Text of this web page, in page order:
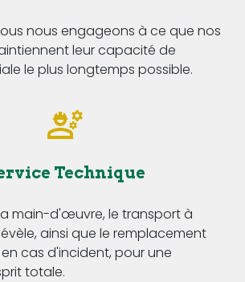
nous engageons à ce que nos
leur capacité de
le plus longtemps possible.
Technique
main-d'œuvre, le transport à
ainsi que le remplacement
cas d'incident, pour une
totale.